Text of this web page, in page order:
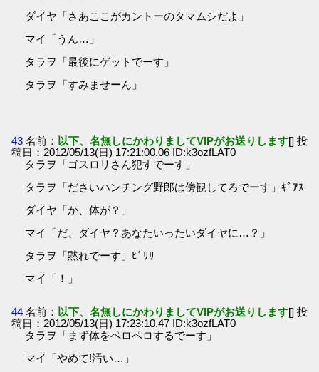
ダイヤ「さあここがカントーのタマムシだよ」
マイ「うん…」
タラヲ「最後にゲットでーす」
タラヲ「すみませーん」
43 名前： 以下、名無しにかわりましてVIPがお送りします[] 投
稿日：2012/05/13(日) 17:21:00.06 ID:k3ozfLAT0
タラヲ「ゴスロリさん犯すでーす」
タラヲ「ださいハンチング野郎は傍観してろでーす」ｷﾞｱｽ
ダイヤ「か、体が？」
マイ「だ、ダイヤ？あなたいったいダイヤに…？」
タラヲ「黙れでーす」ﾋﾞﾘﾘ
マイ「！」
44 名前： 以下、名無しにかわりましてVIPがお送りします[] 投
稿日：2012/05/13(日) 17:23:10.47 ID:k3ozfLAT0
タラヲ「まず体をペロペロするでーす」
マイ「やめて!汚い…」